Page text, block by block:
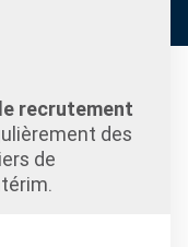
recrutement
des
de